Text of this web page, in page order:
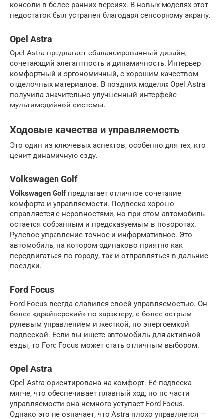
консоли в более ранних версиях. В новых моделях этот
недостаток был устранен благодаря сенсорному экрану.
Opel Astra
Opel Astra предлагает сбалансированный дизайн,
сочетающий элегантность и динамичность. Интерьер
комфортный и эргономичный, с хорошим качеством
отделочных материалов. В поздних моделях Opel Astra
получила значительно улучшенный интерфейс
мультимедийной системы.
Ходовые качества и управляемость
Это один из ключевых аспектов, особенно для тех, кто
ценит динамичную езду.
Volkswagen Golf
Volkswagen Golfпредлагает отличное сочетание
комфорта и управляемости. Подвеска хорошо
справляется с неровностями, но при этом автомобиль
остается собранным и предсказуемым в поворотах.
Рулевое управление точное и информативное. Это
автомобиль, на котором одинаково приятно как
передвигаться по городу, так и отправляться в дальние
поездки.
Ford Focus
Ford Focus всегда славился своей управляемостью. Он
более «драйверский» по характеру, с более острым
рулевым управлением и жесткой, но энергоемкой
подвеской. Если вы ищете автомобиль для активной
езды, то Ford Focus может стать отличным выбором.
Opel Astra
Opel Astra ориентирована на комфорт. Её подвеска
мягче, что обеспечивает плавный ход, но по части
управляемости она немного уступает Ford Focus.
Однако это не означает, что Astra плохо управляется —